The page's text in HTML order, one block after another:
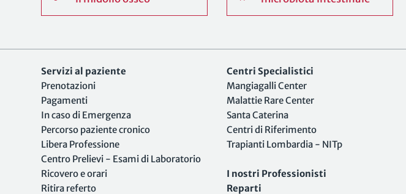
Servizi al paziente
Prenotazioni
Pagamenti
In caso di Emergenza
Percorso paziente cronico
Libera Professione
Centro Prelievi - Esami di Laboratorio
Ricovero e orari
Ritira referto
Centri Specialistici
Mangiagalli Center
Malattie Rare Center
Santa Caterina
Centri di Riferimento
Trapianti Lombardia - NITp
I nostri Professionisti
Reparti